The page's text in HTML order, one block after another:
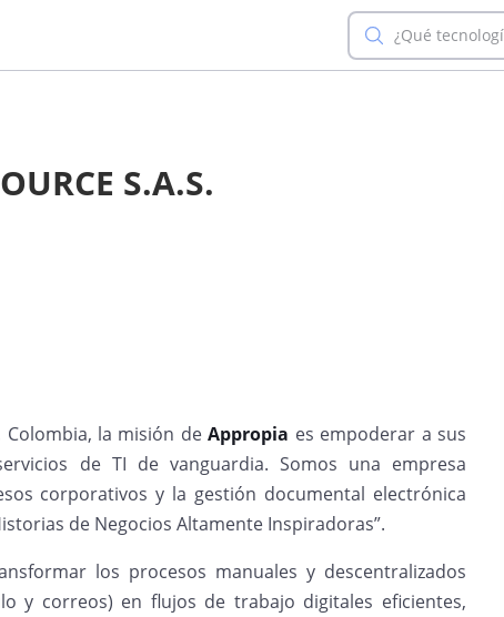
¿Qué
S.A.S.
Colombia, la misión deAppropia es empoderar a sus
de TI de vanguardia. Somos una empresa
corporativos y la gestión documental electrónica
de Negocios Altamente Inspiradoras”.
los procesos manuales y descentralizados
y correos) en flujos de trabajo digitales eficientes,